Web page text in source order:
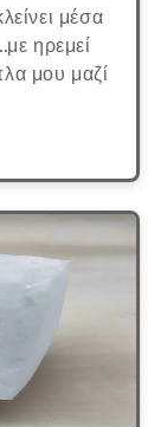
μέσα
ηρεμεί
μου μαζί